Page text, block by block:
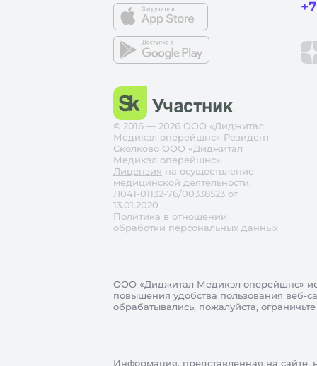
© 2016 — 2026 ООО «Диджитал
Медикэл оперейшнс» Резидент
Сколково ООО «Диджитал
Медикэл оперейшнс»
Лицензия на осуществление
медицинской деятельности:
Л041-01132-76/00338523 от
13.01.2020
Политика в отношении
обработки персональных данных
ООО «Диджитал Медикэл оперейшнс»
повышения удобства пользования веб-
обрабатывались, пожалуйста,
Информация, представленная на сайте,